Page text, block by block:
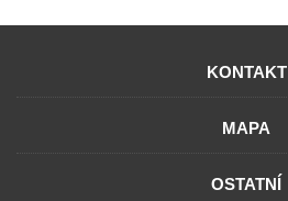
KONTAKT
MAPA
OSTATNÍ